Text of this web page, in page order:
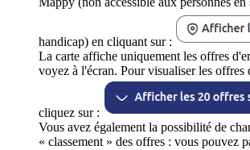
handicap) en cliquant sur :
La carte affiche uniquement les offres
voyez à l'écran. Pour visualiser les offres
cliquez sur :
Vous avez également la possibilité de
« classement » des offres : vous pouvez